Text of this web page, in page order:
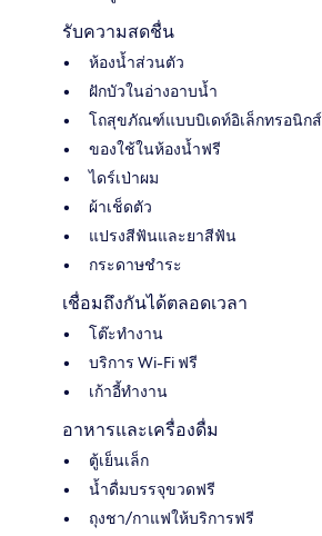
รับความสดชื่น
ห้องน้ำส่วนตัว
ฝักบัวในอ่างอาบน้ำ
โถสุขภัณฑ์แบบบิเดท์อิเล็กทรอนิกส์
ของใช้ในห้องน้ำฟรี
ไดร์เป่าผม
ผ้าเช็ดตัว
แปรงสีฟันและยาสีฟัน
กระดาษชำระ
เชื่อมถึงกันได้ตลอดเวลา
โต๊ะทำงาน
บริการ Wi-Fi ฟรี
เก้าอี้ทำงาน
อาหารและเครื่องดื่ม
ตู้เย็นเล็ก
น้ำดื่มบรรจุขวดฟรี
ถุงชา/กาแฟให้บริการฟรี